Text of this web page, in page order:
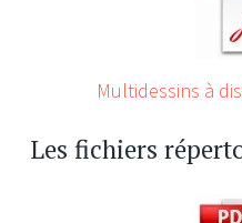
Multidessins à
Les fichiers